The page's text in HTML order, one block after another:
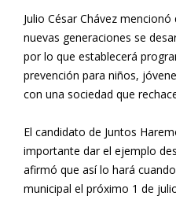
Julio César Chávez
nuevas generaciones se
por lo que establecerá
prevención para niños,
con una sociedad que
El candidato de Juntos
importante dar el ejemplo
afirmó que así lo hará
municipal el próximo 1 de